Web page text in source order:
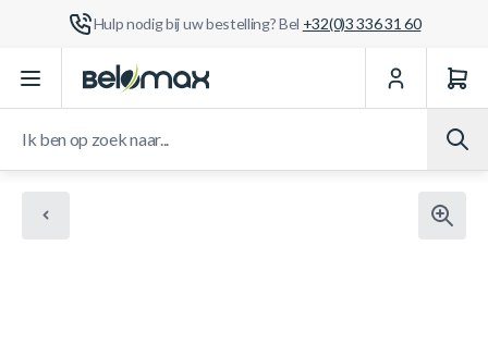
Hulp nodig bij uw bestelling? Bel +32(0)3 336 31 60
Ga naar de inhoud